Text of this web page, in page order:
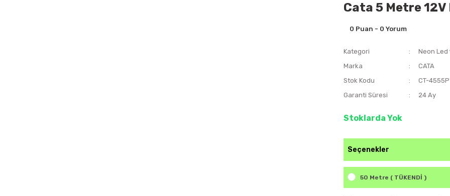
Cata 5 Metre 12V
0 Puan - 0 Yorum
Kategori Neon Led
Marka
CATA
Stok Kodu
CT-4555P
Garanti Süresi
24 Ay
Stoklarda Yok
Seçenekler
50 Metre ( TÜKENDİ )